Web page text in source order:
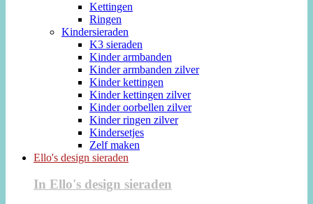
Kettingen
Ringen
Kindersieraden
K3 sieraden
Kinder armbanden
Kinder armbanden zilver
Kinder kettingen
Kinder kettingen zilver
Kinder oorbellen zilver
Kinder ringen zilver
Kindersetjes
Zelf maken
Ello's design sieraden
In Ello's design sieraden